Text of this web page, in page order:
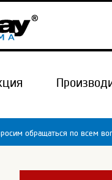
обращаться по всем